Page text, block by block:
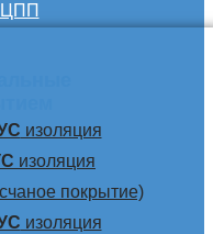
изоляция
изоляция
покрытие)
изоляция